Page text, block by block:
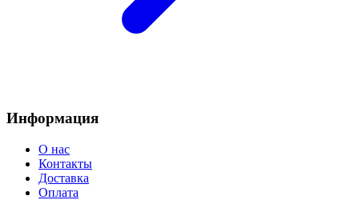
Информация
О нас
Контакты
Доставка
Оплата